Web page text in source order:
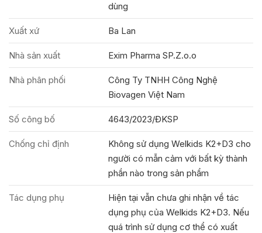
dùng
Xuất xứ Ba Lan
Nhà sản xuất Exim Pharma SP.Z.o.o
Nhà phân phối
Công Ty TNHH Công Nghệ
Biovagen Việt Nam
Số công bố 4643/2023/ĐKSP
Chống chỉ định
Không sử dụng Welkids K2+D3 cho
người có mẫn cảm với bất kỳ thành
phần nào trong sản phẩm
Tác dụng phụ
Hiện tại vẫn chưa ghi nhận về tác
dụng phụ của Welkids K2+D3. Nếu
quá trình sử dụng cơ thể có xuất